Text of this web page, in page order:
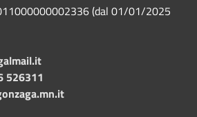
(dal 01/01/2025
526311